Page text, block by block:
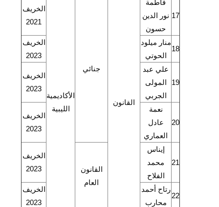
17
فاطمة
نور الدين
حسون
القانون
جنائي
الأكاديمية
الليبية
الخريف
2021
18
منار ميلود
الحوتي
الخريف
2023
19
علي عبد
المولى
الجربي
الخريف
2023
20
نعمة
عادل
العماري
الخريف
2023
21
إيناس
محمد
الفلاح
القانون
العام
الخريف
2023
22
رتاح أحمد
محارب
الخريف
2023